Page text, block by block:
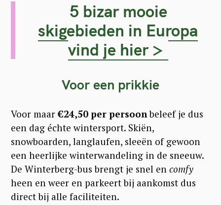
5 bizar mooie
skigebieden in Europa
vind je hier >
Voor een prikkie
Voor maar€24,50 per persoonbeleef je dus
een dag échte wintersport. Skiën,
snowboarden, langlaufen, sleeën of gewoon
een heerlijke winterwandeling in de sneeuw.
De Winterberg-bus brengt je snel en comfy
heen en weer en parkeert bij aankomst dus
direct bij alle faciliteiten.